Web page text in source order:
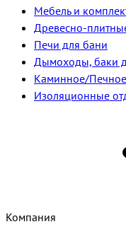
Мебель и
Древесно-
Печи для бани
Дымоходы, баки
Каминное/Печное
Изоляционные
Компания